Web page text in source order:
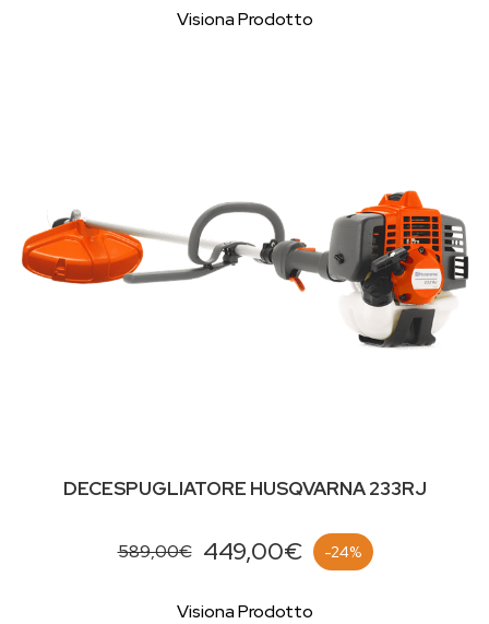
Visiona Prodotto
DECESPUGLIATORE HUSQVARNA 233RJ
589,00€ 449,00€ -24%
Visiona Prodotto